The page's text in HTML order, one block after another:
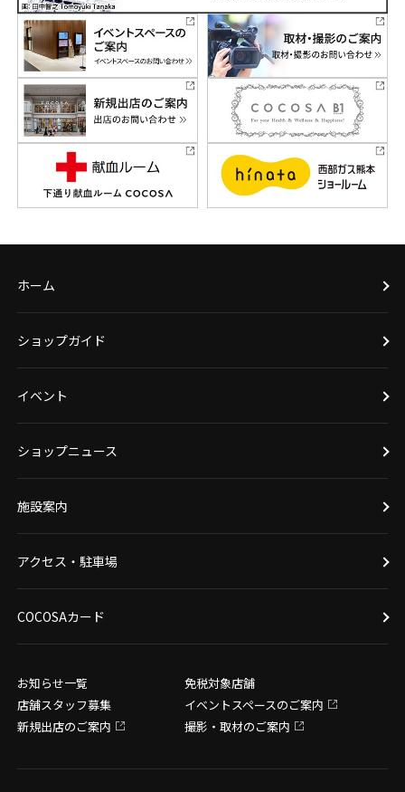
ホーム
ショップガイド
イベント
ショップニュース
施設案内
アクセス・駐車場
COCOSAカード
お知らせ一覧
免税対象店舗
店舗スタッフ募集
イベントスペースのご案内
新規出店のご案内
撮影・取材のご案内